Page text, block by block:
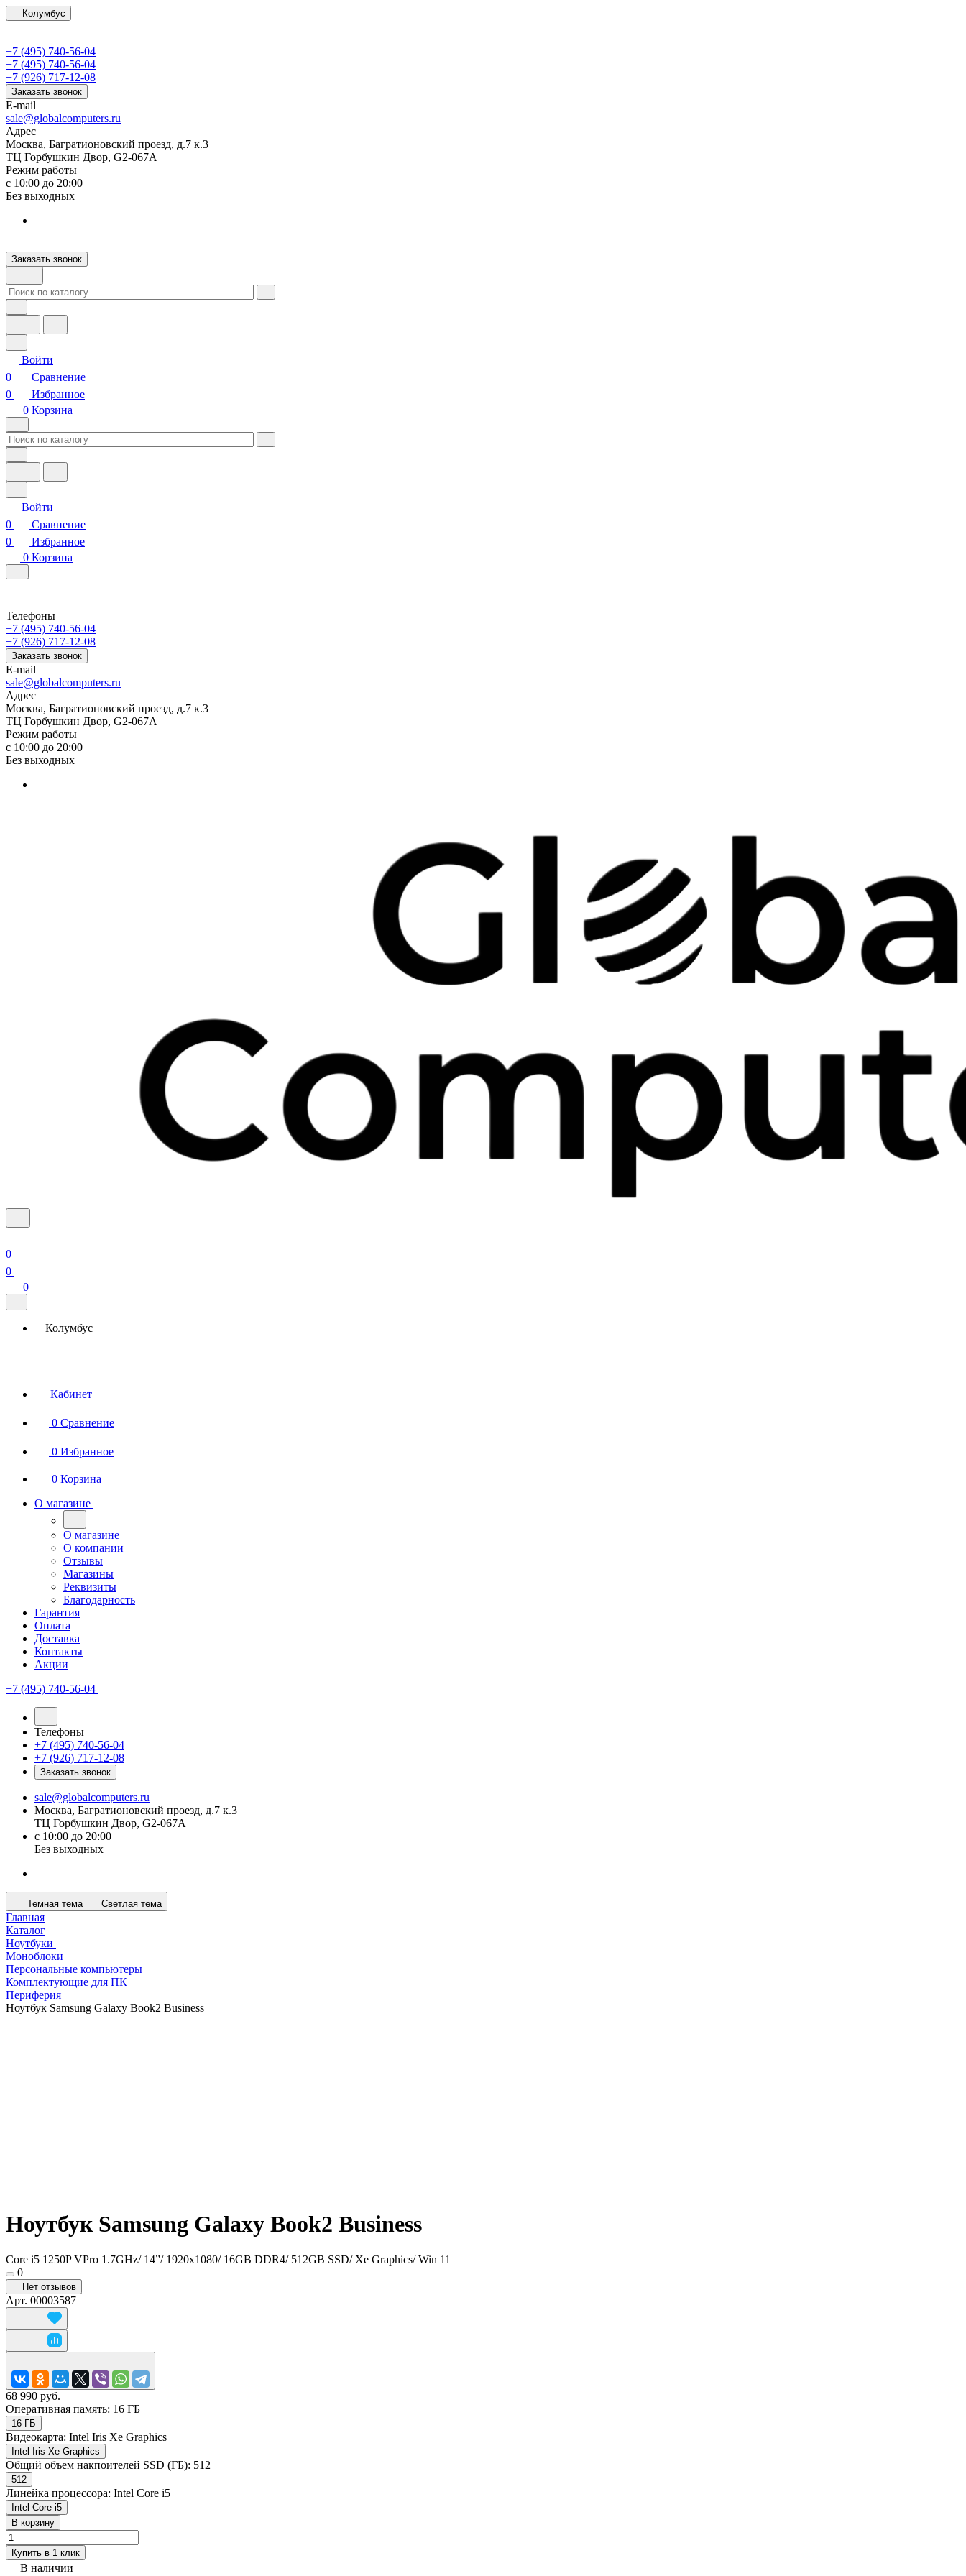
Колумбус
+7 (495) 740-56-04
+7 (495) 740-56-04
+7 (926) 717-12-08
Заказать звонок
E-mail
sale@globalcomputers.ru
Адрес
Москва, Багратионовский проезд, д.7 к.3
ТЦ Горбушкин Двор, G2-067A
Режим работы
с 10:00 до 20:00
Без выходных
Заказать звонок
Войти
0
Сравнение
0
Избранное
0 Корзина
Войти
0
Сравнение
0
Избранное
0 Корзина
Телефоны
+7 (495) 740-56-04
+7 (926) 717-12-08
Заказать звонок
E-mail
sale@globalcomputers.ru
Адрес
Москва, Багратионовский проезд, д.7 к.3
ТЦ Горбушкин Двор, G2-067A
Режим работы
с 10:00 до 20:00
Без выходных
0
0
0
Колумбус
Кабинет
0 Сравнение
0 Избранное
0 Корзина
О магазине
О магазине
О компании
Отзывы
Магазины
Реквизиты
Благодарность
Гарантия
Оплата
Доставка
Контакты
Акции
+7 (495) 740-56-04
Телефоны
+7 (495) 740-56-04
+7 (926) 717-12-08
Заказать звонок
sale@globalcomputers.ru
Москва, Багратионовский проезд, д.7 к.3
ТЦ Горбушкин Двор, G2-067A
с 10:00 до 20:00
Без выходных
Темная тема Светлая тема
Главная
Каталог
Ноутбуки
Моноблоки
Персональные компьютеры
Комплектующие для ПК
Периферия
Ноутбук Samsung Galaxy Book2 Business
Ноутбук Samsung Galaxy Book2 Business
Core i5 1250P VPro 1.7GHz/ 14”/ 1920x1080/ 16GB DDR4/ 512GB SSD/ Xe Graphics/ Win 11
0
Нет отзывов
Арт. 00003587
68 990 руб.
Оперативная память: 16 ГБ
16 ГБ
Видеокарта: Intel Iris Xe Graphics
Intel Iris Xe Graphics
Общий объем накпоителей SSD (ГБ): 512
512
Линейка процессора: Intel Core i5
Intel Core i5
В корзину
Купить в 1 клик
В наличии